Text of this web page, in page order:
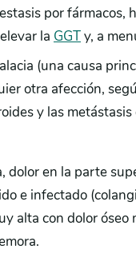
por fármacos,
la GGTy, a
(una causa
otra afección,
y las metástasis
dolor en la parte
e infectado
alta con dolor